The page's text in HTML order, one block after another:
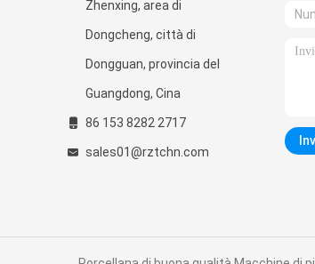
Zhenxing, area di
Dongcheng, città di
Dongguan, provincia del
Guangdong, Cina
86 153 8282 2717
sales01@rztchn.com